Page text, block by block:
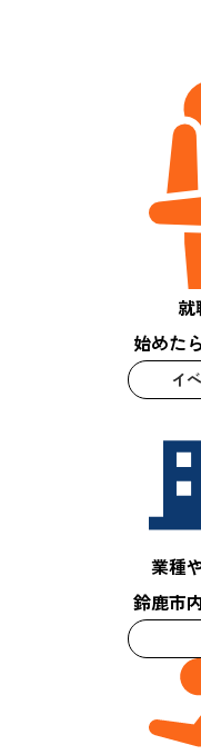
就
始めた
イ
業種
鈴鹿市